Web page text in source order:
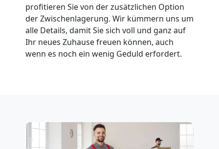
profitieren Sie von der zusätzlichen Option
der Zwischenlagerung. Wir kümmern uns um
alle Details, damit Sie sich voll und ganz auf
Ihr neues Zuhause freuen können, auch
wenn es noch ein wenig Geduld erfordert.